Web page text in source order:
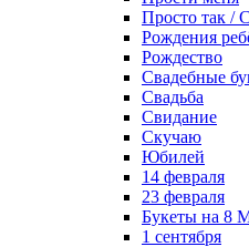
Просто так /
Рождения
Рождество
Свадебные
Свадьба
Свидание
Скучаю
Юбилей
14 февраля
23 февраля
Букеты на 8
1 сентября